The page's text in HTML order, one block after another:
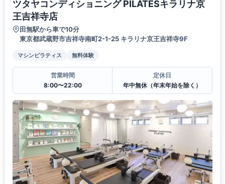
ツタヤコンディショニング PILATESキラリナ京
王吉祥寺店
田無駅から車で10分
東京都武蔵野市吉祥寺南町2-1-25 キラリナ京王吉祥寺9F
マシンピラティス 無料体験
営業時間
8:00〜22:00
定休日
年中無休（年末年始を除く）